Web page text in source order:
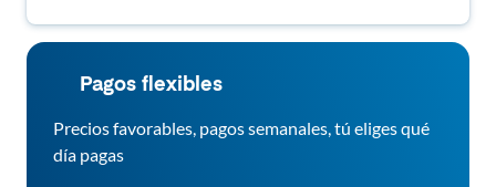
Pagos flexibles
Precios favorables, pagos semanales, tú eliges qué
día pagas